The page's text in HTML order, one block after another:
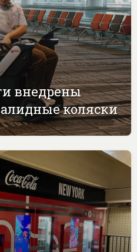
внедрены
коляски